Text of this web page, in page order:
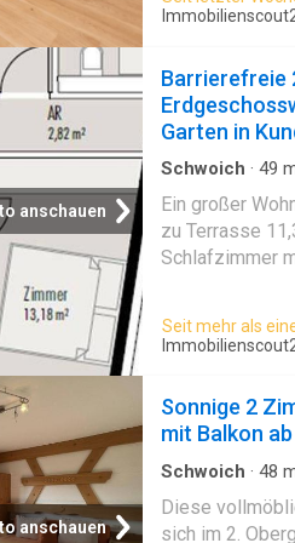
Dusche und
zusätzlichen
Herd,
Wohnung
den Wilden
ausgerichtet
Außerdem
Freistellplätze
Pauschalmiete
und Strom.
Aufklärung
nicht
anschauen
Barrierefreie
Garten in
Schwoich · 49
Ein großer
zu Terrasse
Schlafzimmer
WC und
Trockner. Ein
Neubau
Umgebung, die
Stadtliebhaber
Ausflugsziele
befinden sich
Seit mehr als
anschauen
Sonnige 2
mit Balkon
Schwoich · 48
Diese
sich im 2.